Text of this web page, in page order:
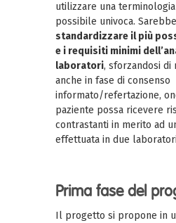
utilizzare una
possibile univoca.
standardizzare il più
e i requisiti minimi
laboratori, sforzandosi di
anche in fase di consenso
informato/refertazione,
paziente possa ricevere
contrastanti in merito ad
effettuata in due
Prima fase del
Il progetto si propone in